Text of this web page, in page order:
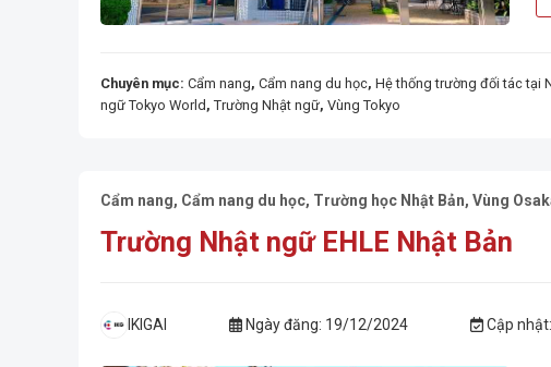
Chuyên mục: Cẩm nang, Cẩm nang du học, Hệ thống trường đối tác tại
ngữ Tokyo World , Trường Nhật ngữ, Vùng Tokyo
Cẩm nang, Cẩm nang du học, Trường học Nhật Bản, Vùng
Trường Nhật ngữ EHLE Nhật Bản
IKIGAI Ngày đăng: 19/12/2024 Cập